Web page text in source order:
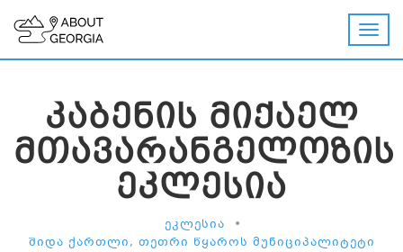
ᲙᲐᲑᲔᲜᲘᲡ ᲛᲘᲥᲐᲔᲚ
ᲛᲗᲐᲕᲐᲠᲐᲜᲒᲔᲚᲝᲖᲘᲡ
ᲔᲙᲚᲔᲡᲘᲐ
ᲔᲙᲚᲔᲡᲘᲐ •
ᲨᲘᲓᲐ ᲥᲐᲠᲗᲚᲘ, ᲗᲔᲗᲠᲘ ᲬᲧᲐᲠᲝᲡ ᲛᲣᲜᲘᲪᲘᲞᲐᲚᲘᲢᲔᲢᲘ